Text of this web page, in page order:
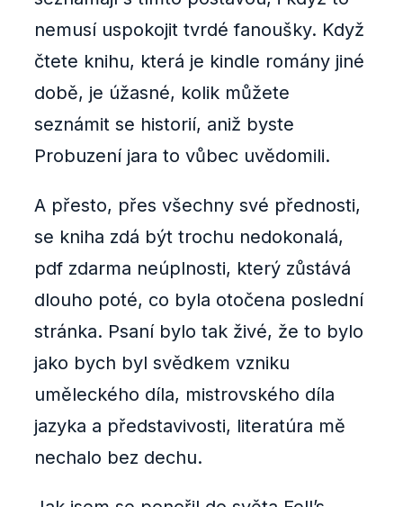
nemusí uspokojit tvrdé fanoušky. Když
čtete knihu, která je kindle romány jiné
době, je úžasné, kolik můžete
seznámit se historií, aniž byste
Probuzení jara to vůbec uvědomili.
A přesto, přes všechny své přednosti,
se kniha zdá být trochu nedokonalá,
pdf zdarma neúplnosti, který zůstává
dlouho poté, co byla otočena poslední
stránka. Psaní bylo tak živé, že to bylo
jako bych byl svědkem vzniku
uměleckého díla, mistrovského díla
jazyka a představivosti, literatúra mě
nechalo bez dechu.